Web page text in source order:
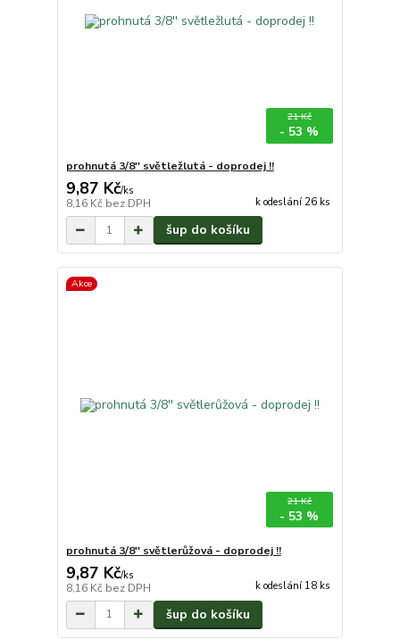
21 Kč
- 53 %
prohnutá 3/8'' světležlutá - doprodej !!
9,87 Kč/ks
8,16 Kč bez DPH k odeslání 26 ks
šup do košíku
Akce
21 Kč
- 53 %
prohnutá 3/8'' světlerůžová - doprodej !!
9,87 Kč/ks
8,16 Kč bez DPH k odeslání 18 ks
šup do košíku